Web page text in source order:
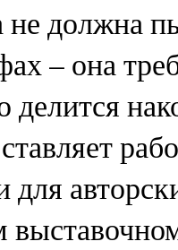
не должна
– она
для